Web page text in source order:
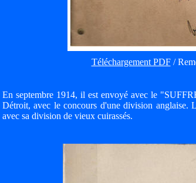
Téléchargement PDF/
En septembre 1914, il est envoyé avec le
Détroit, avec le concours d'une division anglaise.
avec sa division de vieux cuirassés.